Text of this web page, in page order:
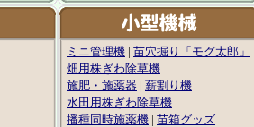
ミニ管理機
苗穴掘り「モグ太郎」
畑用株ぎわ除草機
施肥・施薬器
薪割り機
水田用株ぎわ除草機
播種同時施薬機
苗箱グッズ